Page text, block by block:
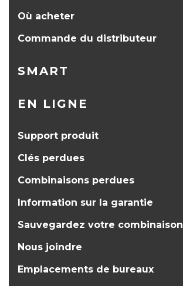
Où acheter
Commande du distributeur
SMART
EN LIGNE
Support produit
Clés perdues
Combinaisons perdues
Information sur la garantie
Sauvegardez votre combinaison
Nous joindre
Emplacements de bureaux